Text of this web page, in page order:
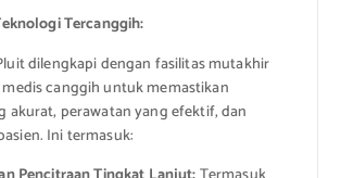
Tercanggih:
dilengkapi dengan fasilitas mutakhir
canggih untuk memastikan
akurat, perawatan yang efektif, dan
Ini termasuk: